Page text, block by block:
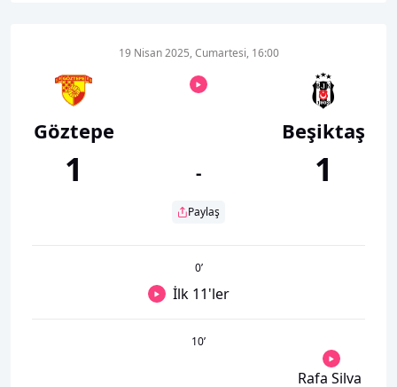
Göztepe
1
19 Nisan 2025, Cumartesi, 16:00
-
Paylaş
Beşiktaş
1
0’
İlk 11'ler
10’
Rafa Silva